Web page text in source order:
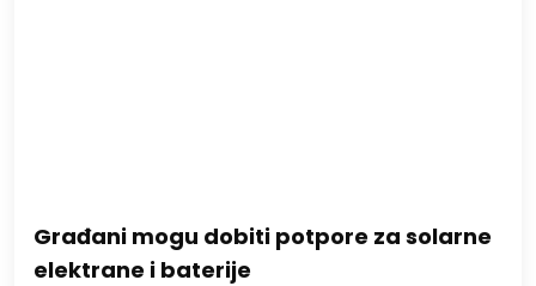
Građani mogu dobiti potpore za solarne
elektrane i baterije